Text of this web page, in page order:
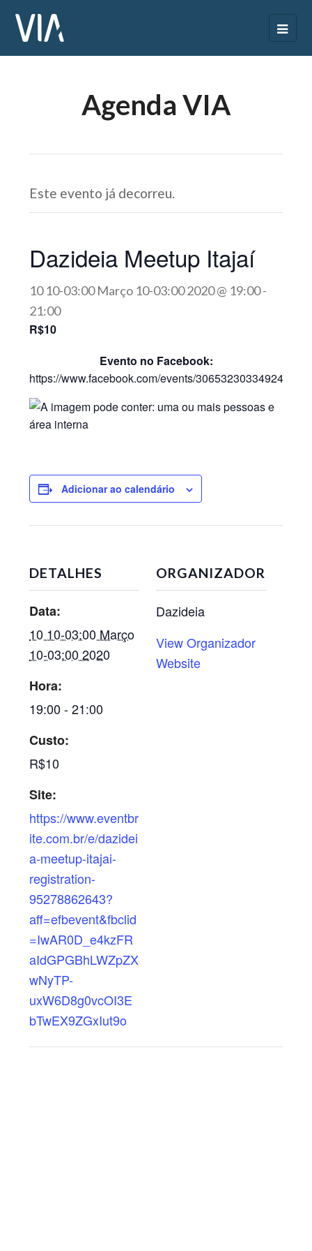
Agenda VIA
Este evento já decorreu.
Dazideia Meetup Itajaí
10 10-03:00 Março 10-03:00 2020 @ 19:00-
21:00
R$10
Evento no Facebook:
https://www.facebook.com/events/3065323033492425/
Adicionar ao calendário
DETALHES
Data:
10 10-03:00 Março
10-03:00 2020
Hora:
19:00 - 21:00
Custo:
R$10
Site:
https://www.eventbr
ite.com.br/e/dazidei
a-meetup-itajai-
registration-
95278862643?
aff=efbevent&fbclid
=IwAR0D_e4kzFR
aIdGPGBhLWZpZX
wNyTP-
uxW6D8g0vcOI3E
bTwEX9ZGxIut9o
ORGANIZADOR
Dazideia
View Organizador
Website